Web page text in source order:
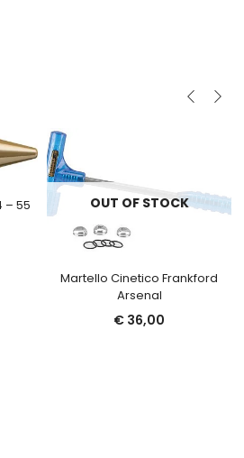
– 55
OUT OF STOCK
Martello Cinetico Frankford
Arsenal
€ 36,00